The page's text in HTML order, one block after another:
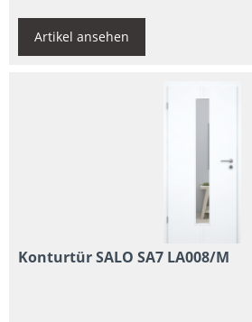
Artikel ansehen
Konturtür SALO SA7 LA008/M